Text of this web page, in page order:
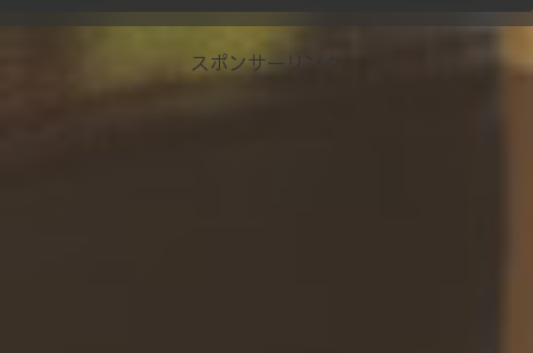
スポンサーリンク